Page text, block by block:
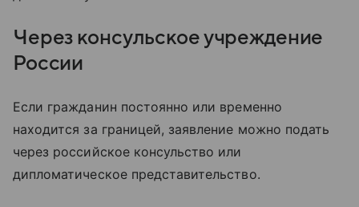
Через консульское учреждение
России
Если гражданин постоянно или временно
находится за границей, заявление можно подать
через российское консульство или
дипломатическое представительство.